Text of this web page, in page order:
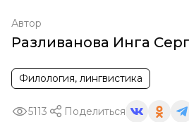
Автор
Разливанова Инга
Филология, лингвистика
5113 Поделиться